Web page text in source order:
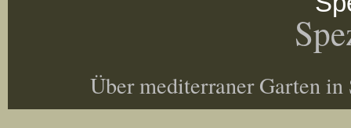
Über mediterraner Garten in